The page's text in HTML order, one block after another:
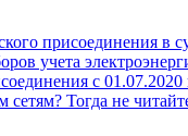
присоединения в
учета
с 01.07.2020
Тогда не